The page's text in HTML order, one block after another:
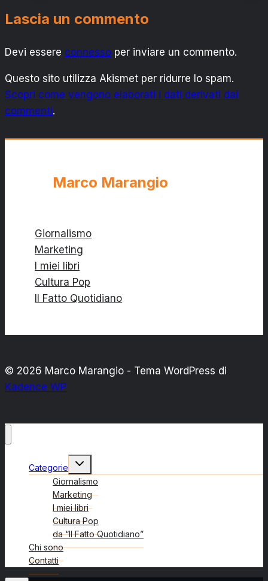
CASSANO
TURNO
Lascia un commento
Devi essere connesso per inviare un commento.
Questo sito utilizza Akismet per ridurre lo spam.
Scopri come vengono elaborati i dati derivati dai
commenti.
Marco Marangio
Giornalismo
Marketing
I miei libri
Cultura Pop
Il Fatto Quotidiano
© 2026 Marco Marangio - Tema WordPress di
Kadence WP
Categorie
Alterna
figlio
Giornalismo
Marketing
I miei libri
Cultura Pop
da “Il Fatto Quotidiano”
Chi sono
Contatti